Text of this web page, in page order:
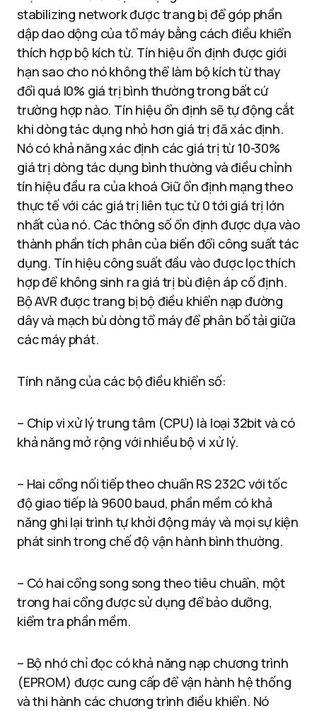
stabilizing network được trang bị để góp phần
dập dao dộng của tổ máy bằng cách điều khiển
thích hợp bộ kích từ. Tín hiệu ổn định được giới
hạn sao cho nó không thể làm bộ kích từ thay
đổi quá l0% giá trị bình thường trong bất cứ
trường hợp nào. Tín hiệu ổn định sẽ tự động cắt
khi dòng tác dụng nhỏ hơn giá trị đã xác định.
Nó có khả năng xác định các giá trị từ 10-30%
giá trị dòng tác dụng bình thường và điều chỉnh
tín hiệu đầu ra của khoá Giữ ổn định mạng theo
thực tế với các giá trị liên tục từ 0 tới giá trị lớn
nhất của nó. Các thông số ổn định được dựa vào
thành phần tích phân của biến đổi công suất tác
dụng. Tín hiệu công suất đầu vào được lọc thích
hợp để không sinh ra giá trị bù điện áp cố định.
Bộ AVR được trang bị bộ điều khiển nạp đường
dây và mạch bù dòng tổ máy để phân bố tải giữa
các máy phát.
Tính năng của các bộ điều khiển số:
– Chip vi xử lý trung tâm (CPU) là loại 32bit và có
khả năng mở rộng với nhiều bộ vi xử lý.
– Hai cổng nối tiếp theo chuẩn RS 232C với tốc
độ giao tiếp là 9600 baud, phần mềm có khả
năng ghi lại trình tự khởi động máy và mọi sự kiện
phát sinh trong chế độ vận hành bình thường.
– Có hai cổng song song theo tiêu chuẩn, một
trong hai cổng được sử dụng để bảo dưỡng,
kiểm tra phần mềm.
– Bộ nhớ chỉ đọc có khả năng nạp chương trình
(EPROM) được cung cấp để vận hành hệ thống
và thi hành các chương trình điều khiển. Nó